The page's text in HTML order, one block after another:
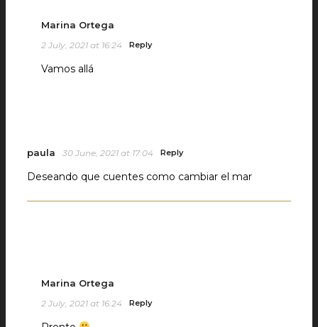
Marina Ortega
2 July, 2021 at 16:24 Reply
Vamos allá
paula 30 June, 2021 at 17:04 Reply
Deseando que cuentes como cambiar el mar
Marina Ortega
2 July, 2021 at 16:24 Reply